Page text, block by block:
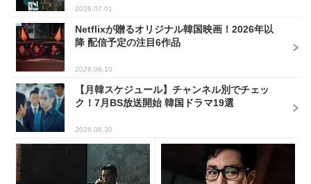
2026.07.01
Netflixが贈るオリジナル韓国映画！2026年以
降 配信予定の注目6作品
2026.06.10
【月韓スケジュール】チャンネル別でチェッ
ク！7月BS放送開始 韓国ドラマ19選
2026.06.30